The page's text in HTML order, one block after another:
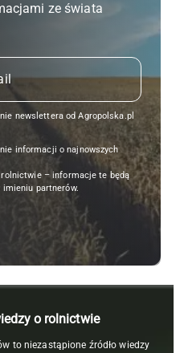
ze świata
newslettera od Agropolska.pl
informacji o najnowszych
– informacje te będą
imieniu partnerów.
o rolnictwie
to niezastąpione źródło wiedzy